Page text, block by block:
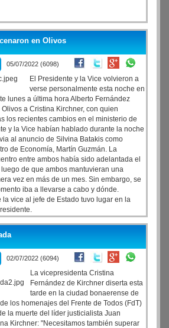
en Olivos
05/07/2022 (6098)
El Presidente y la Vice volvieron a
verse personalmente esta noche en
lunes a última hora Alberto Fernández
a Cristina Kirchner, con quien
los recientes cambios en el ministerio de
y la Vice habían hablado durante la noche
al anuncio de Silvina Batakis como
de Economía, Martín Guzmán. La
entre ambos había sido adelantada el
de que ambos mantuvieran una
vez en más de un mes. Sin embargo, se
iba a llevarse a cabo y dónde.
la vice al jefe de Estado tuvo lugar en la
02/07/2022 (6094)
La vicepresidenta Cristina
Fernández de Kirchner diserta esta
tarde en la ciudad bonaerense de
los homenajes del Frente de Todos (FdT)
la muerte del líder justicialista Juan
Kirchner: "Necesitamos también superar